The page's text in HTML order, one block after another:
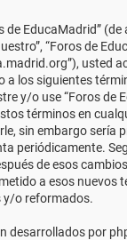
de EducaMadrid”
“Foros de
usted
a los siguientes
y/o use “Foros de
términos en
sin embargo sería
periódicamente.
de esos
a esos nuevos
y/o reformados.
desarrollados por